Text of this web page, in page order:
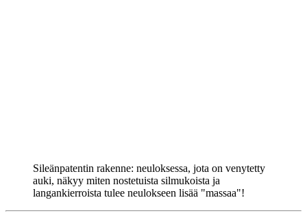
Sileänpatentin rakenne: neuloksessa, jota on venytetty
auki, näkyy miten nostetuista silmukoista ja
langankierroista tulee neulokseen lisää "massaa"!